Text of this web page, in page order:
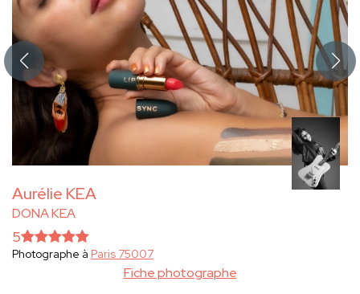
Aurélie KEA
DONA KEA
Fiche photographe
5
Photographe à Paris 75007